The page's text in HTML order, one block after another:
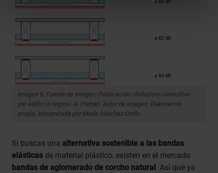
Imagen 6. Fuente de imagen: Publicación «Soluzioni costruttive
per edifici in legno». A. Frattari. Autor de imagen: Elaboración
propia. Interpretada por María Sánchez Ontín.
Si buscas una alternativa sostenible a las bandas
elásticas de material plástico, existen en el mercado
bandas de aglomerado de corcho natural . Así que ya